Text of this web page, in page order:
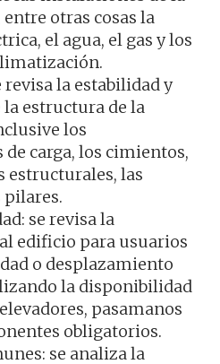
otras cosas la
el agua, el gas y los
revisa la estabilidad y
estructura de la
los
carga, los cimientos,
estructurales, las
pilares.
se revisa la
edificio para usuarios
o desplazamiento
la disponibilidad
pasamanos
obligatorios.
se analiza la